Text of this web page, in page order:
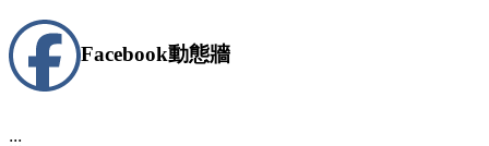
Facebook動態牆
:::